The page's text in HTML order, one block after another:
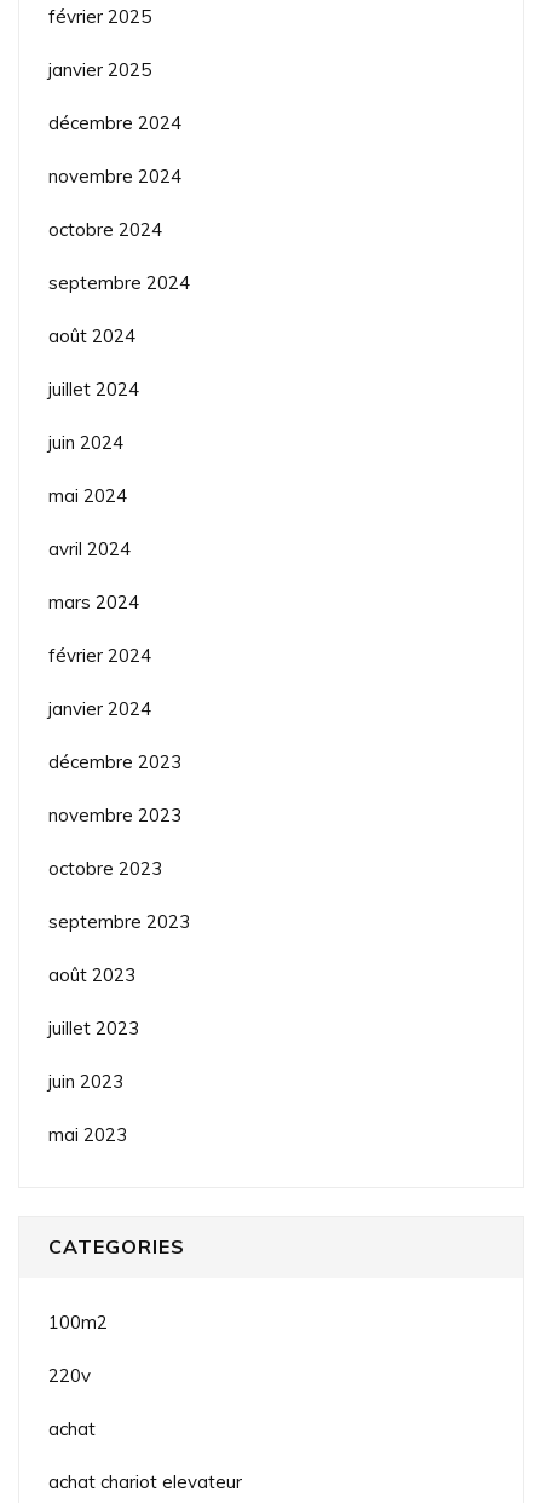
février 2025
janvier 2025
décembre 2024
novembre 2024
octobre 2024
septembre 2024
août 2024
juillet 2024
juin 2024
mai 2024
avril 2024
mars 2024
février 2024
janvier 2024
décembre 2023
novembre 2023
octobre 2023
septembre 2023
août 2023
juillet 2023
juin 2023
mai 2023
CATEGORIES
100m2
220v
achat
achat chariot elevateur